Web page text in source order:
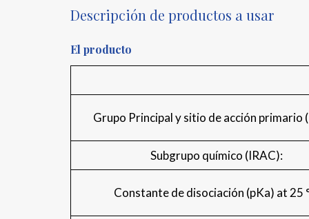
Descripción de productos a usar
El producto
Grupo Principal y sitio de acción primario
Subgrupo químico (IRAC):
Constante de disociación (pKa) at 25